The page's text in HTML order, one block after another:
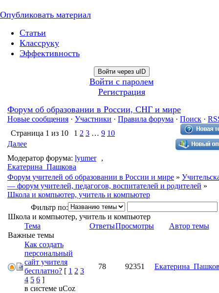
Опубликовать материал
Статьи
Классруку
Эффективность
Войти через uID
Войти с паролем
Регистрация
Форум об образовании в России, СНГ и мире
Новые сообщения · Участники · Правила форума · Поиск ·
Страница 1 из 10 1 2 3 … 9 10
Далее
Модератор форума: lyumer
,
Екатерина_Пашкова
Форум учителей об образовании в России и мире »
— форум учителей, педагогов, воспитателей и родителей »
Школа и компьютер, учитель и компьютер
Фильтр по:
Школа и компьютер, учитель и компьютер
Тема
ОтветыПросмотры
Автор темы
Важные темы
Как создать
персональный
сайт учителя
бесплатно? [ 1 2 3
4 5 6 ]
в системе uCoz
78 92351